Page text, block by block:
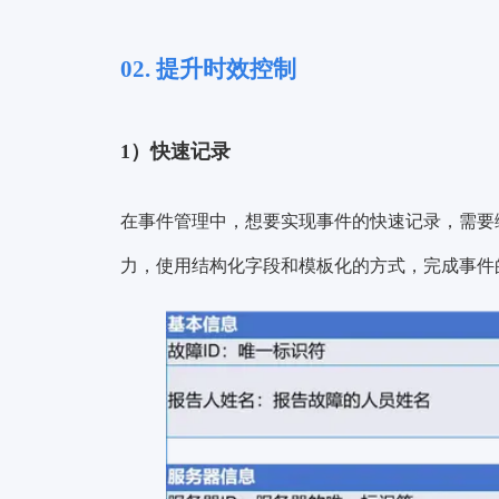
02. 提升时效控制
1）快速记录
在事件管理中，想要实现事件的快速记录，需
力，使用结构化字段和模板化的方式，完成事